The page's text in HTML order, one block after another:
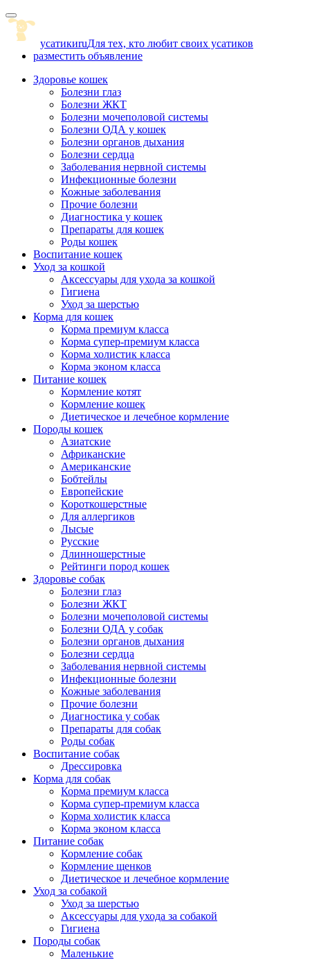
Skip
to
content
усатикиruДля тех, кто любит своих усатиков
разместить объявление
Здоровье кошек
Болезни глаз
Болезни ЖКТ
Болезни мочеполовой системы
Болезни ОДА у кошек
Болезни органов дыхания
Болезни сердца
Заболевания нервной системы
Инфекционные болезни
Кожные заболевания
Прочие болезни
Диагностика у кошек
Препараты для кошек
Роды кошек
Воспитание кошек
Уход за кошкой
Аксессуары для ухода за кошкой
Гигиена
Уход за шерстью
Корма для кошек
Корма премиум класса
Корма супер-премиум класса
Корма холистик класса
Корма эконом класса
Питание кошек
Кормление котят
Кормление кошек
Диетическое и лечебное кормление
Породы кошек
Азиатские
Африканские
Американские
Бобтейлы
Европейские
Короткошерстные
Для аллергиков
Лысые
Русские
Длинношерстные
Рейтинги пород кошек
Здоровье собак
Болезни глаз
Болезни ЖКТ
Болезни мочеполовой системы
Болезни ОДА у собак
Болезни органов дыхания
Болезни сердца
Заболевания нервной системы
Инфекционные болезни
Кожные заболевания
Прочие болезни
Диагностика у собак
Препараты для собак
Роды собак
Воспитание собак
Дрессировка
Корма для собак
Корма премиум класса
Корма супер-премиум класса
Корма холистик класса
Корма эконом класса
Питание собак
Кормление собак
Кормление щенков
Диетическое и лечебное кормление
Уход за собакой
Уход за шерстью
Аксессуары для ухода за собакой
Гигиена
Породы собак
Маленькие